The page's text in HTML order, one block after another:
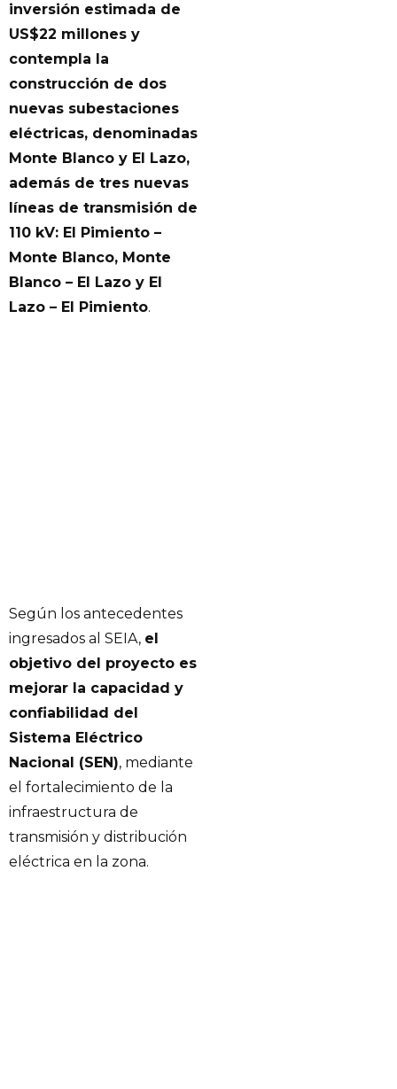
inversión estimada de
US$22 millones y
contempla la
construcción de dos
nuevas subestaciones
eléctricas, denominadas
Monte Blanco y El Lazo,
además de tres nuevas
líneas de transmisión de
110 kV: El Pimiento –
Monte Blanco, Monte
Blanco – El Lazo y El
Lazo – El Pimiento.
Según los antecedentes
ingresados al SEIA, el
objetivo del proyecto es
mejorar la capacidad y
confiabilidad del
Sistema Eléctrico
Nacional (SEN), mediante
el fortalecimiento de la
infraestructura de
transmisión y distribución
eléctrica en la zona.